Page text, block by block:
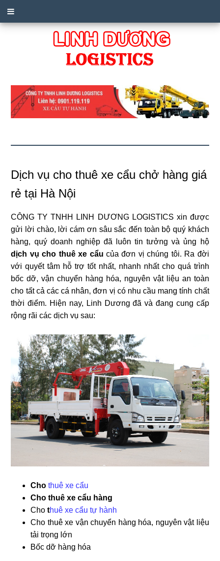
Dịch vụ cho thuê xe cẩu chở hàng giá
rẻ tại Hà Nội
CÔNG TY TNHH LINH DƯƠNG LOGISTICS xin được
gửi lời chào, lời cám ơn sâu sắc đến toàn bộ quý khách
hàng, quý doanh nghiệp đã luôn tin tưởng và ủng hộ
dịch vụ cho thuê xe cẩu của đơn vị chúng tôi. Ra đời
với quyết tâm hỗ trợ tốt nhất, nhanh nhất cho quá trình
bốc dỡ, vận chuyển hàng hóa, nguyên vật liệu an toàn
cho tất cả các cá nhân, đơn vị có nhu cầu mang tính chất
thời điểm. Hiện nay, Linh Dương đã và đang cung cấp
rộng rãi các dịch vụ sau:
Chothuê xe cẩu
Cho thuê xe cẩu hàng
Chothuê xe cẩu tự hành
Cho thuê xe vận chuyển hàng hóa, nguyên vật liệu
tải trọng lớn
Bốc dỡ hàng hóa